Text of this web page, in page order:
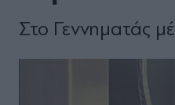
Στο Γεννηματάς